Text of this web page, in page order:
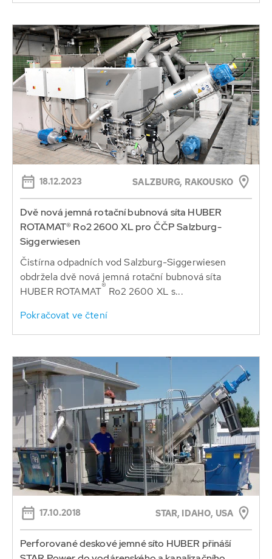
18.12.2023 SALZBURG, RAKOUSKO
Dvě nová jemná rotační bubnová síta HUBER
ROTAMAT® Ro2 2600 XL pro ČČP Salzburg-
Siggerwiesen
Čistírna odpadních vod Salzburg-Siggerwiesen
obdržela dvě nová jemná rotační bubnová síta
HUBER ROTAMAT® Ro2 2600 XL s...
Pokračovat ve čtení
17.10.2018 STAR, IDAHO, USA
Perforované deskové jemné síto HUBER přináší